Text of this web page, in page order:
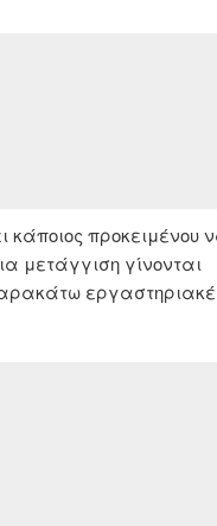
κάποιος προκειμένου
μετάγγιση γίνονται